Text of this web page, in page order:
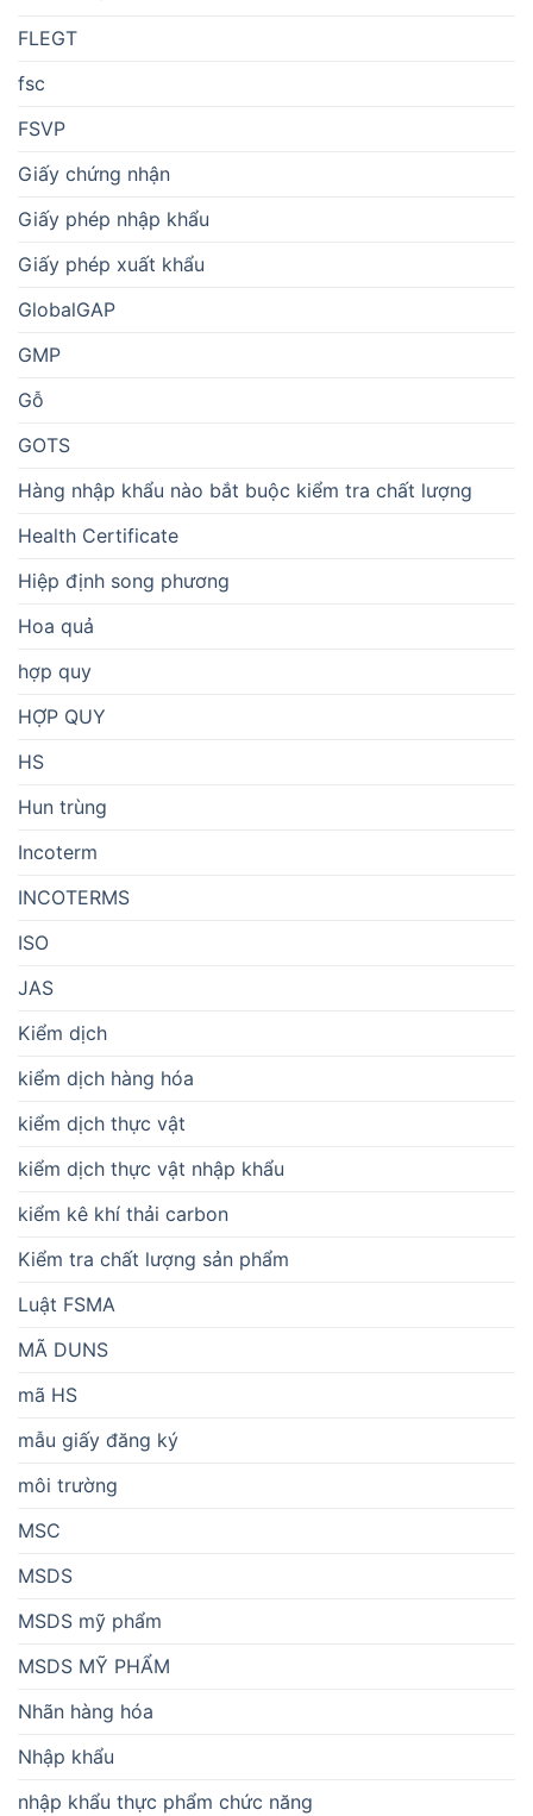
FLEGT
fsc
FSVP
Giấy chứng nhận
Giấy phép nhập khẩu
Giấy phép xuất khẩu
GlobalGAP
GMP
Gỗ
GOTS
Hàng nhập khẩu nào bắt buộc kiểm tra chất lượng
Health Certificate
Hiệp định song phương
Hoa quả
hợp quy
HỢP QUY
HS
Hun trùng
Incoterm
INCOTERMS
ISO
JAS
Kiểm dịch
kiểm dịch hàng hóa
kiểm dịch thực vật
kiểm dịch thực vật nhập khẩu
kiểm kê khí thải carbon
Kiểm tra chất lượng sản phẩm
Luật FSMA
MÃ DUNS
mã HS
mẫu giấy đăng ký
môi trường
MSC
MSDS
MSDS mỹ phẩm
MSDS MỸ PHẨM
Nhãn hàng hóa
Nhập khẩu
nhập khẩu thực phẩm chức năng